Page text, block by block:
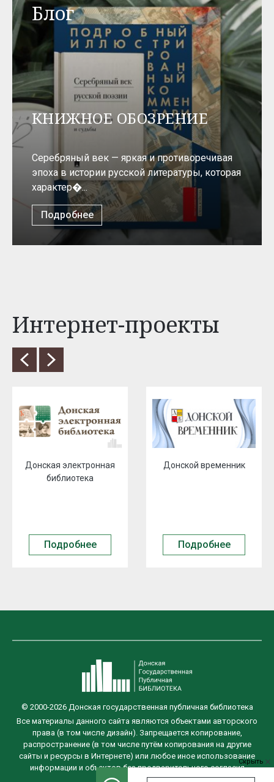
Блог
КНИЖНОЕ ОБОЗРЕНИЕ
Серебряный век — яркая и противоречивая
эпоха в истории русской литературы, которая
характер�...
Подробнее
Интернет-проекты
Донская электронная
библиотека
Подробнее
Донской временник
Подробнее
Скрыть
© 2000-2026 Донская государственная публичная библиотека
Все материалы данного сайта являются объектами авторского
права (в том числе дизайн). Запрещается копирование,
распространение (в том числе путём копирования на другие
сайты и ресурсы в Интернете) или любое иное использование
информации и объектов без предварительного согласия
правообладателя.